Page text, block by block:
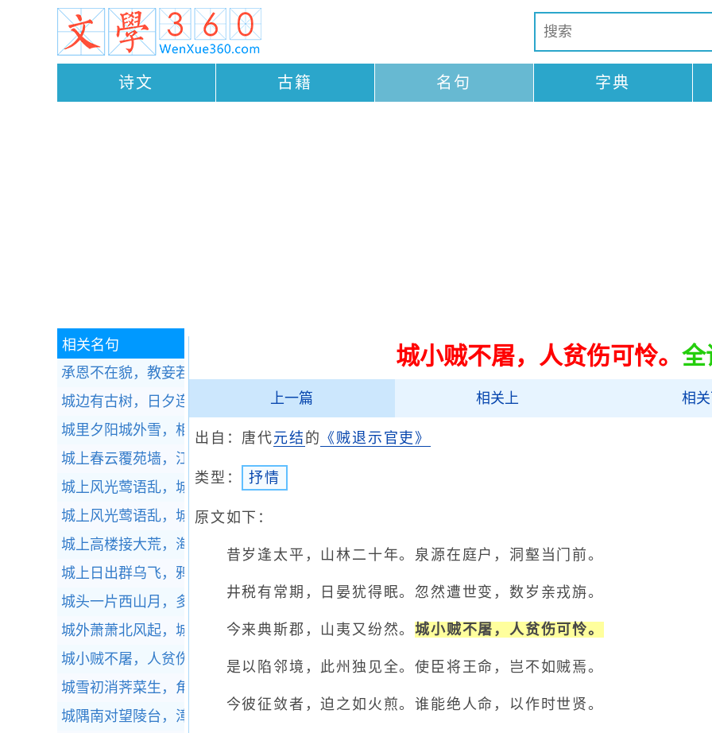
诗文 古籍 名句 字典
城小贼不屠，人贫伤可怜。 全
上一篇 相关上 相
出自：唐代元结 的 《贼退示官吏》
类型： 抒情
原文如下：
昔岁逢太平，山林二十年。泉源在庭户，洞壑当门前。
井税有常期，日晏犹得眠。忽然遭世变，数岁亲戎旃。
今来典斯郡，山夷又纷然。 城小贼不屠，人贫伤可怜。
是以陷邻境，此州独见全。使臣将王命，岂不如贼焉。
今彼征敛者，迫之如火煎。谁能绝人命，以作时世贤。
相关名句
承恩不在貌，教妾若为容。
城边有古树，日夕连秋声。
全诗赏析
城里夕阳城外雪，相将十里异阴晴。 全诗赏析
城上春云覆苑墙，江亭晚色静年芳。
城上风光莺语乱，城下烟波春拍岸。
城上风光莺语乱，城下烟波春拍岸。
城上高楼接大荒，海天愁思正茫茫。 全诗赏析
城上日出群乌飞，鸦鸦争赴朝阳枝。
城头一片西山月，多少征人马上看。 全诗赏析
城外萧萧北风起，城上健儿吹落耳。全诗赏析
城小贼不屠，人贫伤可怜。全诗赏析
城雪初消荠菜生，角门深巷少人行。
城隅南对望陵台，漳水东流不复回。